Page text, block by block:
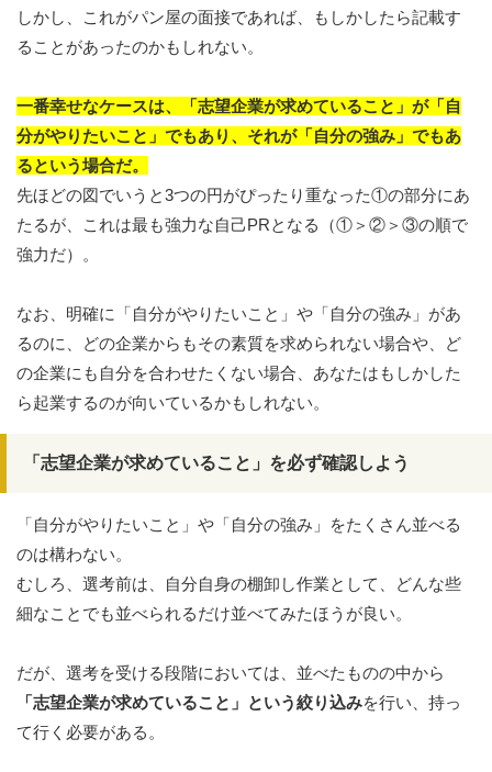
しかし、これがパン屋の面接であれば、もしかしたら記載す
ることがあったのかもしれない。
一番幸せなケースは、「志望企業が求めていること」が「自
分がやりたいこと」でもあり、それが「自分の強み」でもあ
るという場合だ。
先ほどの図でいうと3つの円がぴったり重なった①の部分にあ
たるが、これは最も強力な自己PRとなる（①＞②＞③の順で
強力だ）。
なお、明確に「自分がやりたいこと」や「自分の強み」があ
るのに、どの企業からもその素質を求められない場合や、ど
の企業にも自分を合わせたくない場合、あなたはもしかした
ら起業するのが向いているかもしれない。
「志望企業が求めていること」を必ず確認しよう
「自分がやりたいこと」や「自分の強み」をたくさん並べる
のは構わない。
むしろ、選考前は、自分自身の棚卸し作業として、どんな些
細なことでも並べられるだけ並べてみたほうが良い。
だが、選考を受ける段階においては、並べたものの中から
「志望企業が求めていること」という絞り込みを行い、持っ
て行く必要がある。